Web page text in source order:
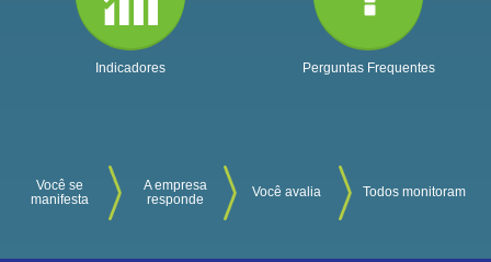
Indicadores Perguntas Frequentes
Você se
manifesta
A empresa
responde
Você avalia Todos monitoram